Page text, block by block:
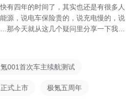
有四年的时间了，其实也还是有很多人
源，说电车保险贵的，说充电慢的，说
今天就从这几个疑问里分享一下我这
001首次车主续航测试
式上市 极氪五周年